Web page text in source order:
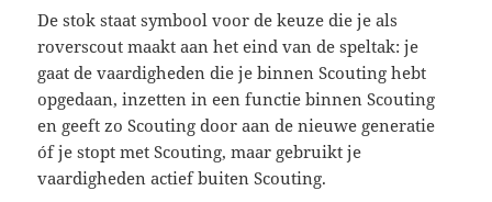
De stok staat symbool voor de keuze die je als
roverscout maakt aan het eind van de speltak: je
gaat de vaardigheden die je binnen Scouting hebt
opgedaan, inzetten in een functie binnen Scouting
en geeft zo Scouting door aan de nieuwe generatie
óf je stopt met Scouting, maar gebruikt je
vaardigheden actief buiten Scouting.